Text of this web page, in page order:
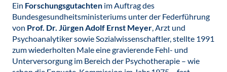
Ein Forschungsgutachten im Auftrag des
Bundesgesundheitsministeriums unter der Federführung
von Prof. Dr. Jürgen Adolf Ernst Meyer, Arzt und
Psychoanalytiker sowie Sozialwissenschaftler, stellte 1991
zum wiederholten Male eine gravierende Fehl- und
Unterversorgung im Bereich der Psychotherapie – wie